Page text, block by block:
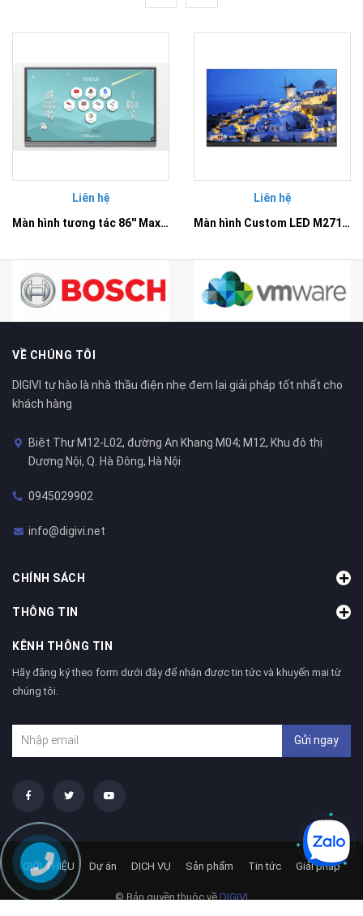
Liên hệ
Màn hình tương tác 86'' Maxhub E8630 - Dòng E serial chuyên cho giáo dục
Liên hệ
Màn hình Custom LED M2712 Maxhub
VỀ CHÚNG TÔI
DIGIVI tự hào là nhà thầu điện nhẹ đem lại giải pháp tốt nhất cho
khách hàng
Biệt Thự M12-L02, đường An Khang M04; M12, Khu đô thị
Dương Nội, Q. Hà Đông, Hà Nội
0945029902
info@digivi.net
CHÍNH SÁCH
THÔNG TIN
KÊNH THÔNG TIN
Hãy đăng ký theo form dưới đây để nhận được tin tức và khuyến mại từ
chúng tôi.
Gửi ngay
© Bản quyền thuộc về DIGIVI
GIỚI THIỆU Dự án DỊCH VỤ Sản phẩm Tin tức Giải pháp